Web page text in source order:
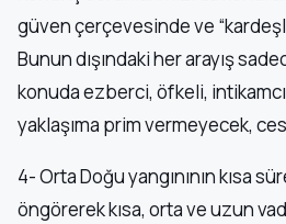
güven çerçevesinde ve
Bunun dışındaki her arayış
konuda ezberci, öfkeli,
yaklaşıma prim vermeyecek,
4- Orta Doğu yangınının kısa
öngörerek kısa, orta ve uzun